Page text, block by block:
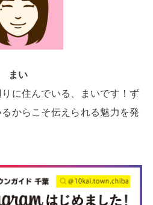
まい
に住んでいる、まいです！ず
からこそ伝えられる魅力を発